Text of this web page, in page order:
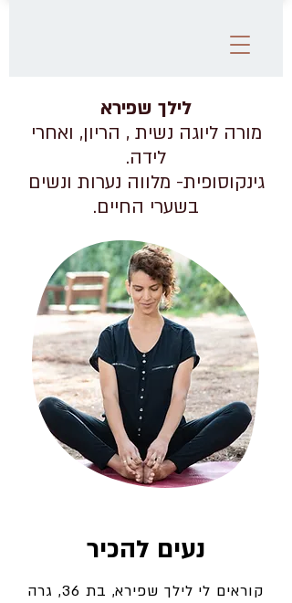
לילך שפירא
מורה ליוגה נשית , הריון, ואחרי
לידה.
גינקוסופית- מלווה נערות ונשים
בשערי החיים.
נעים להכיר
קוראים לי לילך שפירא, בת 36, גרה